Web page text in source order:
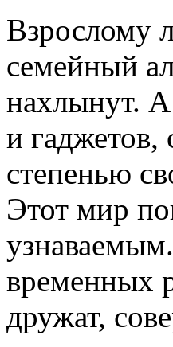
Взрослому
семейный
нахлынут. А
и
степенью
Этот мир
временных
дружат,